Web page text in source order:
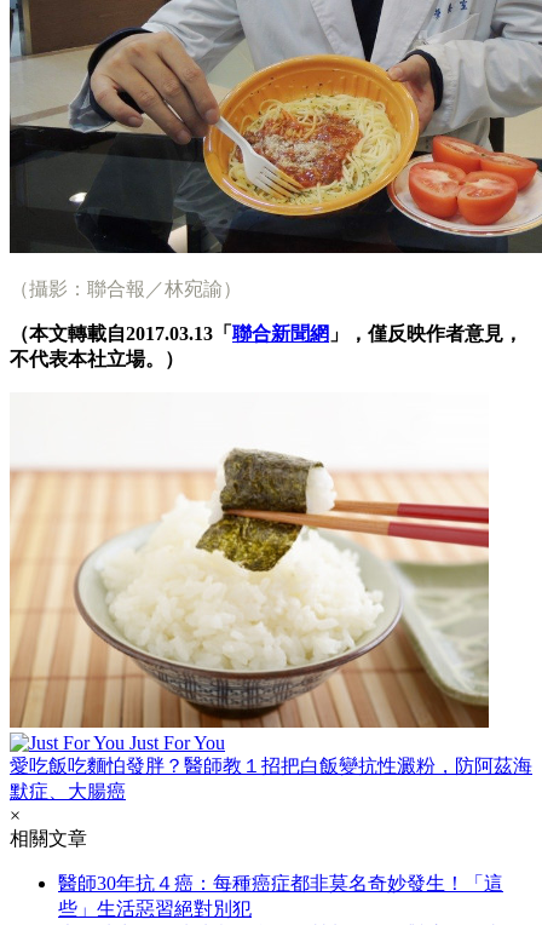
（攝影：聯合報／林宛諭）
（本文轉載自2017.03.13「 聯合新聞網 」，僅反映作者意見，
不代表本社立場。）
Just For You
愛吃飯吃麵怕發胖？醫師教１招把白飯變抗性澱粉，防阿茲海
默症、大腸癌
×
相關文章
醫師30年抗４癌：每種癌症都非莫名奇妙發生！「這
些」生活惡習絕對別犯